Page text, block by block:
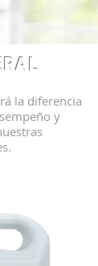
la diferencia
y